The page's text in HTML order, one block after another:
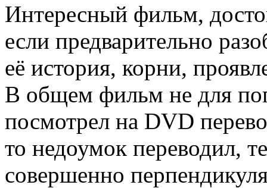
Интересный фильм,
если предварительно
её история, корни,
В общем фильм не для
посмотрел на DVD
то недоумок переводил,
совершенно